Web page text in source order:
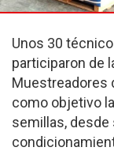
Unos 30
participaron de
Muestreadores
como objetivo
semillas,